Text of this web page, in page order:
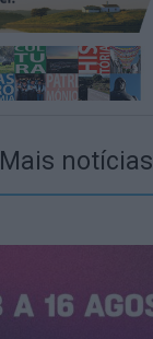
Mais notícias